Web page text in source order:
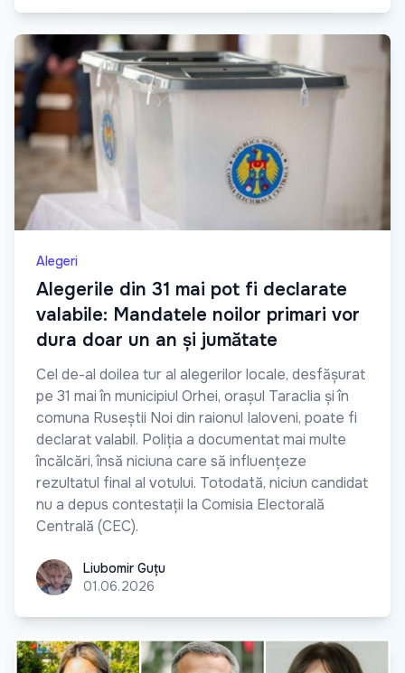
Alegeri
Alegerile din 31 mai pot fi declarate
valabile: Mandatele noilor primari vor
dura doar un an și jumătate
Cel de-al doilea tur al alegerilor locale, desfășurat
pe 31 mai în municipiul Orhei, orașul Taraclia și în
comuna Ruseștii Noi din raionul Ialoveni, poate fi
declarat valabil. Poliția a documentat mai multe
încălcări, însă niciuna care să influențeze
rezultatul final al votului. Totodată, niciun candidat
nu a depus contestații la Comisia Electorală
Centrală (CEC).
Liubomir Guțu
Liubomir Guțu
01.06.2026